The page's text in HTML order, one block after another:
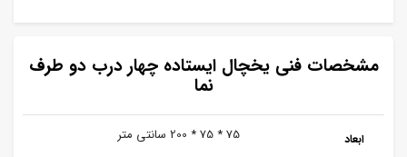
مشخصات فنی یخچال ایستاده چهار درب دو طرف
نما
ابعاد
75 * 75 * 200 سانتی متر